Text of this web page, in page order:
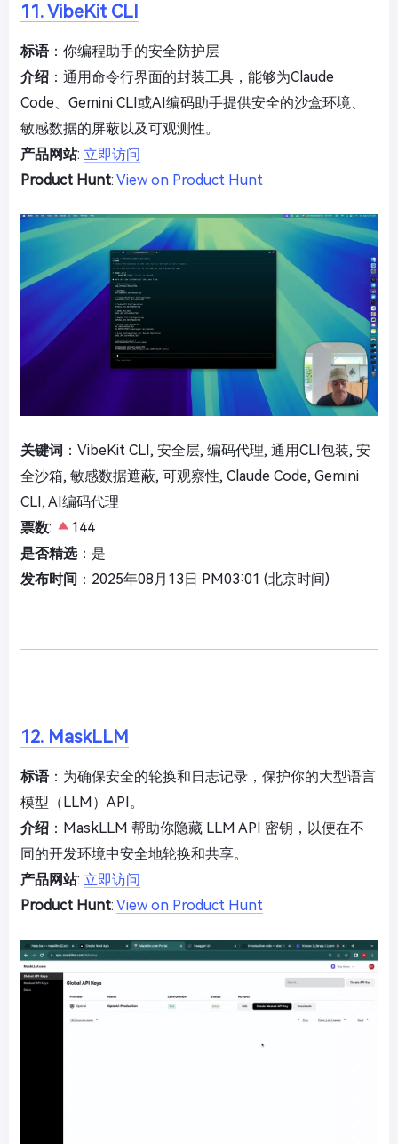
11. VibeKit CLI
标语：你编程助手的安全防护层
介绍 ：通用命令行界面的封装工具，能够为Claude
Code、Gemini CLI或AI编码助手提供安全的沙盒环境、
敏感数据的屏蔽以及可观测性。
产品网站: 立即访问
Product Hunt: View on Product Hunt
关键词 ：VibeKit CLI, 安全层, 编码代理, 通用CLI包装, 安
全沙箱, 敏感数据遮蔽, 可观察性, Claude Code, Gemini
CLI, AI编码代理
票数:
144
是否精选：是
发布时间 ：2025年08月13日 PM03:01 (北京时间)
12. MaskLLM
标语：为确保安全的轮换和日志记录，保护你的大型语言
模型（LLM）API。
介绍 ：MaskLLM 帮助你隐藏 LLM API 密钥，以便在不
同的开发环境中安全地轮换和共享。
产品网站: 立即访问
Product Hunt: View on Product Hunt